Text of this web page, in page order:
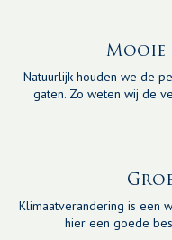
Mooie
Natuurlijk houden we de
gaten. Zo weten wij de
Klimaatverandering is een
hier een goede